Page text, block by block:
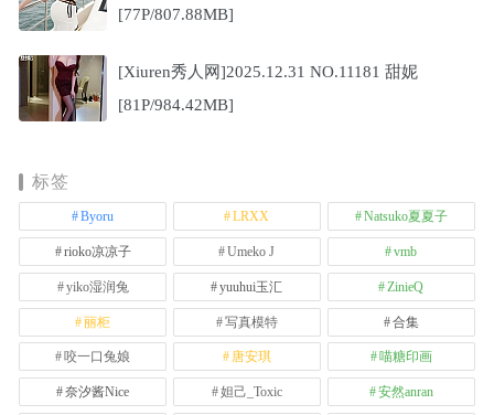
[77P/807.88MB]
[Xiuren秀人网]2025.12.31 NO.11181 甜妮
[81P/984.42MB]
标签
Byoru LRXX Natsuko夏夏子
rioko凉凉子 Umeko J vmb
yiko湿润兔 yuuhui玉汇 ZinieQ
丽柜 写真模特 合集
咬一口兔娘 唐安琪 喵糖印画
奈汐酱Nice 妲己_Toxic 安然anran